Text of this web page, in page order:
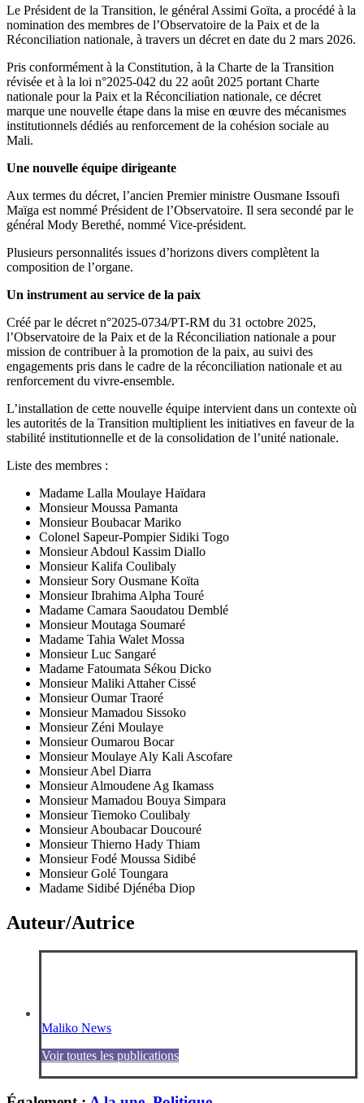
Le Président de la Transition, le général Assimi Goïta, a procédé à la
nomination des membres de l’Observatoire de la Paix et de la
Réconciliation nationale, à travers un décret en date du 2 mars 2026.
Pris conformément à la Constitution, à la Charte de la Transition
révisée et à la loi n°2025-042 du 22 août 2025 portant Charte
nationale pour la Paix et la Réconciliation nationale, ce décret
marque une nouvelle étape dans la mise en œuvre des mécanismes
institutionnels dédiés au renforcement de la cohésion sociale au
Mali.
Une nouvelle équipe dirigeante
Aux termes du décret, l’ancien Premier ministre Ousmane Issoufi
Maïga est nommé Président de l’Observatoire. Il sera secondé par le
général Mody Berethé, nommé Vice-président.
Plusieurs personnalités issues d’horizons divers complètent la
composition de l’organe.
Un instrument au service de la paix
Créé par le décret n°2025-0734/PT-RM du 31 octobre 2025,
l’Observatoire de la Paix et de la Réconciliation nationale a pour
mission de contribuer à la promotion de la paix, au suivi des
engagements pris dans le cadre de la réconciliation nationale et au
renforcement du vivre-ensemble.
L’installation de cette nouvelle équipe intervient dans un contexte où
les autorités de la Transition multiplient les initiatives en faveur de la
stabilité institutionnelle et de la consolidation de l’unité nationale.
Liste des membres :
Madame Lalla Moulaye Haïdara
Monsieur Moussa Pamanta
Monsieur Boubacar Mariko
Colonel Sapeur-Pompier Sidiki Togo
Monsieur Abdoul Kassim Diallo
Monsieur Kalifa Coulibaly
Monsieur Sory Ousmane Koïta
Monsieur Ibrahima Alpha Touré
Madame Camara Saoudatou Demblé
Monsieur Moutaga Soumaré
Madame Tahia Walet Mossa
Monsieur Luc Sangaré
Madame Fatoumata Sékou Dicko
Monsieur Maliki Attaher Cissé
Monsieur Oumar Traoré
Monsieur Mamadou Sissoko
Monsieur Zéni Moulaye
Monsieur Oumarou Bocar
Monsieur Moulaye Aly Kali Ascofare
Monsieur Abel Diarra
Monsieur Almoudene Ag Ikamass
Monsieur Mamadou Bouya Simpara
Monsieur Tiemoko Coulibaly
Monsieur Aboubacar Doucouré
Monsieur Thierno Hady Thiam
Monsieur Fodé Moussa Sidibé
Monsieur Golé Toungara
Madame Sidibé Djénéba Diop
Auteur/Autrice
Maliko News
Voir toutes les publications